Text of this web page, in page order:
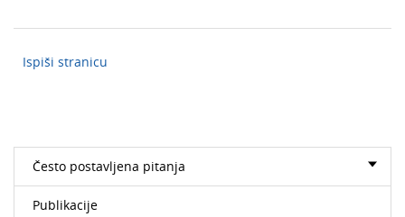
Ispiši stranicu
Često postavljena pitanja
Publikacije